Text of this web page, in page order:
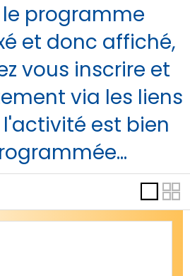
le programme
et donc affiché,
vous inscrire et
via les liens
est bien